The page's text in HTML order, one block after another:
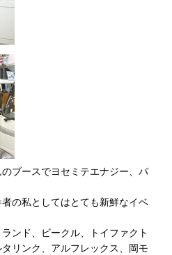
ブースでヨセミテエナジー、パ
の私としてはとても新鮮なイベ
ンド、ビークル、トイファクト
リンク、アルフレックス、岡モ